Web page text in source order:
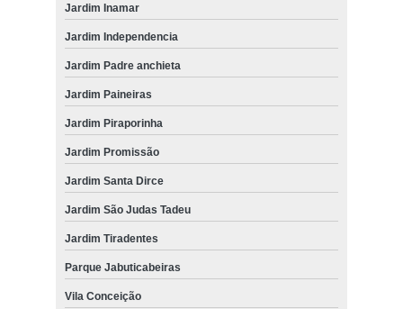
Jardim Inamar
Jardim Independencia
Jardim Padre anchieta
Jardim Paineiras
Jardim Piraporinha
Jardim Promissão
Jardim Santa Dirce
Jardim São Judas Tadeu
Jardim Tiradentes
Parque Jabuticabeiras
Vila Conceição